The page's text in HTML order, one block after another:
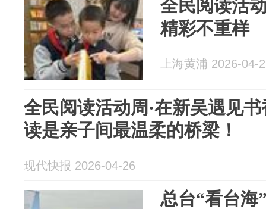
全民阅读活
精彩不重样
上海黄浦 2026-04-
全民阅读活动周·在新吴遇见
读是亲子间最温柔的桥梁！
现代快报 2026-04-26
总台“看台海